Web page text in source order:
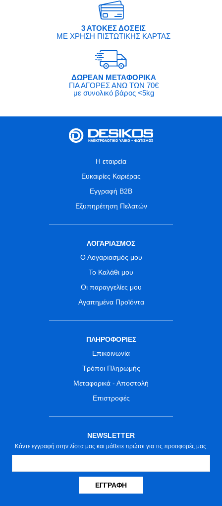
3 ΑΤΟΚΕΣ ΔΟΣΕΙΣ
ΜΕ ΧΡΗΣΗ ΠΙΣΤΩΤΙΚΗΣ ΚΑΡΤΑΣ
ΔΩΡΕΑΝ ΜΕΤΑΦΟΡΙΚΑ
ΓΙΑ ΑΓΟΡΕΣ ΑΝΩ ΤΩΝ 70€
με συνολικό βάρος <5kg
Η εταιρεία
Ευκαιρίες Καριέρας
Εγγραφή B2B
Εξυπηρέτηση Πελατών
ΛΟΓΑΡΙΑΣΜΟΣ
Ο Λογαριασμός μου
Το Καλάθι μου
Οι παραγγελίες μου
Αγαπημένα Προϊόντα
ΠΛΗΡΟΦΟΡΙΕΣ
Επικοινωνία
Τρόποι Πληρωμής
Μεταφορικά - Αποστολή
Επιστροφές
NEWSLETTER
Κάντε εγγραφή στην λίστα μας και μάθετε πρώτοι για τις προσφορές μας.
ΕΓΓΡΑΦΉ